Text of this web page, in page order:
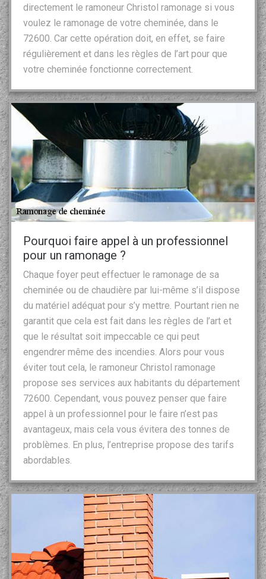
directement le ramoneur Christol ramonage si vous
voulez le ramonage de votre cheminée, dans le
72600. Car cette opération doit, en effet, se faire
régulièrement et dans les règles de l’art pour que
votre cheminée fonctionne correctement.
Pourquoi faire appel à un professionnel
pour un ramonage ?
Chaque foyer peut effectuer le ramonage de sa
cheminée ou de chaudière par lui-même s’il dispose
du matériel adéquat pour s’y mettre. Pourtant rien ne
garantit que cela est fait dans les règles de l’art et
que le résultat soit impeccable ce qui peut
engendrer même des incendies. Alors pour vous
éviter tout cela, le ramoneur Christol ramonage
propose ses services aux habitants du département
72600. Cependant, vous pouvez penser que faire
appel à un professionnel pour le faire n’est pas
avantageux, mais cela vous évitera des tonnes de
problèmes. En plus, l’entreprise propose des tarifs
abordables.